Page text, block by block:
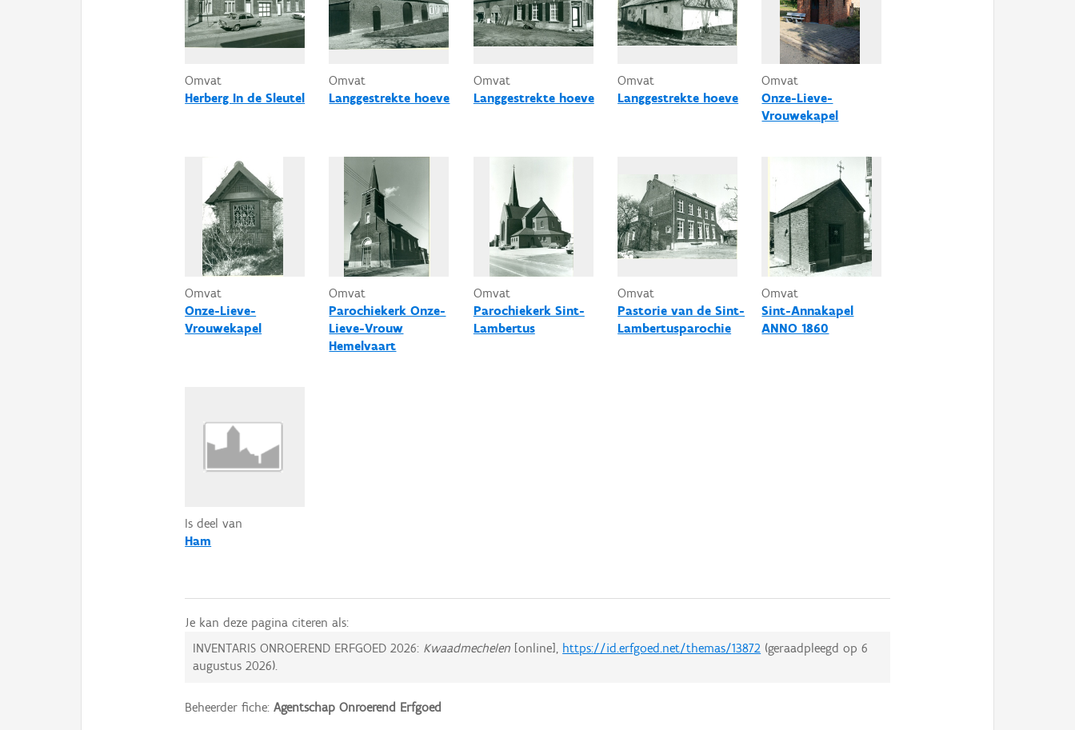
Omvat
Herberg In de Sleutel
Omvat
Langgestrekte hoeve
Omvat
Langgestrekte hoeve
Omvat
Langgestrekte hoeve
Omvat
Onze-Lieve-
Vrouwekapel
Omvat
Onze-Lieve-
Vrouwekapel
Omvat
Parochiekerk Onze-
Lieve-Vrouw
Hemelvaart
Omvat
Parochiekerk Sint-
Lambertus
Omvat
Pastorie van de Sint-
Lambertusparochie
Omvat
Sint-Annakapel
ANNO 1860
Is deel van
Ham
Je kan deze pagina citeren als:
INVENTARIS ONROEREND ERFGOED 2026: Kwaadmechelen [online], https://id.erfgoed.net/themas/13872 (geraadpleegd op6
augustus 2026).
Beheerder fiche:Agentschap Onroerend Erfgoed